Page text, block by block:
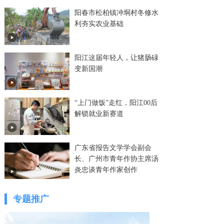
阳春市松柏镇冲垌村冬修水
利夯实农业基础
阳江这届年轻人，让猪肠碌
变新国潮
“上门做饭”走红，阳江00后
解锁就业新赛道
广东省报告文学学会副会
长、广州市青年作协主席汤
炎忠谈青年作家创作
专题推广